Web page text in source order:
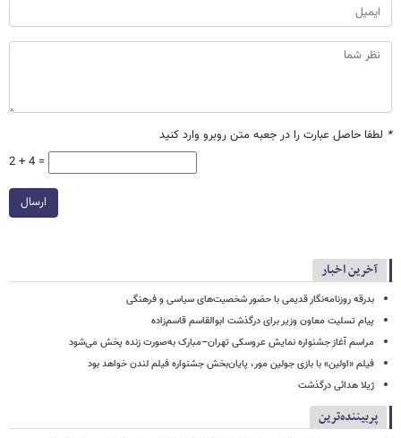
* لطفا حاصل عبارت را در جعبه متن روبرو وارد کنید
2 + 4 =
ارسال
آخرین اخبار
بدرقه روزنامه‌نگار قدیمی با حضور شخصیت‌های سیاسی و فرهنگی
پیام تسلیت معاون وزیر برای درگذشت ابوالقاسم قاسم‌زاده
مراسم آغاز جشنواره نمایش عروسکی تهران–مبارک به‌صورت زنده پخش می‌شود
فیلم «اولین» با بازی جولین مور، پایان‌بخش جشنواره فیلم لندن خواهد بود
ژیلا هدائی درگذشت
پربیننده‌ترین